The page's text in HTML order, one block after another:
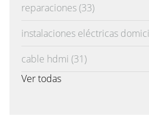
reparaciones(33)
instalaciones eléctricas
cable hdmi (31)
Ver todas